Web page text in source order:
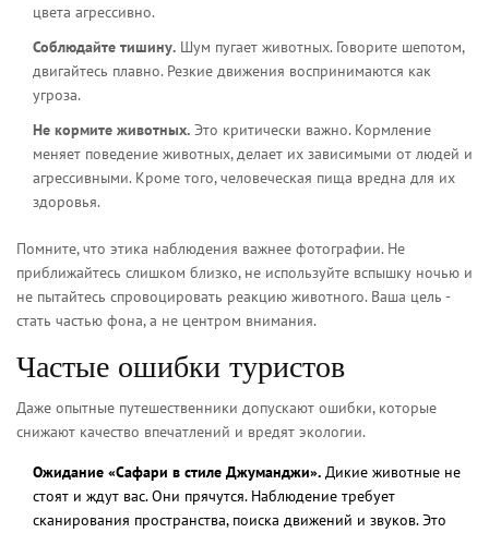
цвета агрессивно.
Соблюдайте тишину. Шум пугает животных. Говорите шепотом,
двигайтесь плавно. Резкие движения воспринимаются как
угроза.
Не кормите животных. Это критически важно. Кормление
меняет поведение животных, делает их зависимыми от людей и
агрессивными. Кроме того, человеческая пища вредна для их
здоровья.
Помните, что этика наблюдения важнее фотографии. Не
приближайтесь слишком близко, не используйте вспышку ночью и
не пытайтесь спровоцировать реакцию животного. Ваша цель -
стать частью фона, а не центром внимания.
Частые ошибки туристов
Даже опытные путешественники допускают ошибки, которые
снижают качество впечатлений и вредят экологии.
Ожидание «Сафари в стиле Джуманджи». Дикие животные не
стоят и ждут вас. Они прячутся. Наблюдение требует
сканирования пространства, поиска движений и звуков. Это